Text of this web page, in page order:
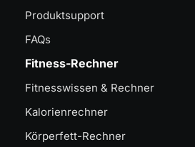
Produktsupport
FAQs
Fitness-Rechner
Fitnesswissen & Rechner
Kalorienrechner
Körperfett-Rechner